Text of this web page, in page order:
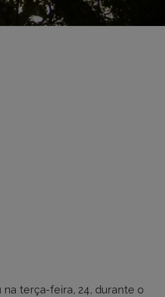
terça-feira, 24, durante o